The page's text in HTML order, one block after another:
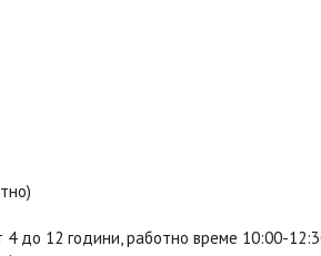
до 12 години, работно време 10:00-